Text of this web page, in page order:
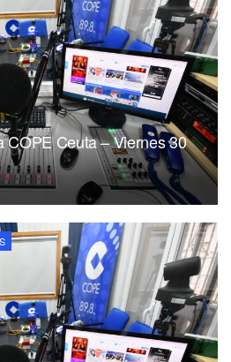
COPE Ceuta – Viernes 30